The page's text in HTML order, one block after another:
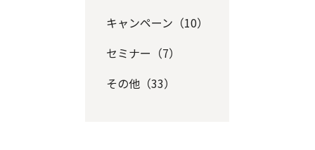
キャンペーン（10）
セミナー（7）
その他（33）